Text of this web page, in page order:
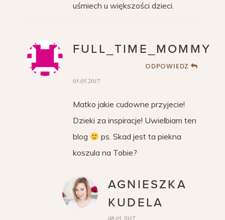
uśmiech u większości dzieci.
FULL_TIME_MOMMY
ODPOWIEDZ
03.05.2017
Matko jakie cudowne przyjecie!
Dzieki za inspiracje! Uwielbiam ten
blog
ps. Skad jest ta piekna
koszula na Tobie?
AGNIESZKA
KUDELA
08.05.2017